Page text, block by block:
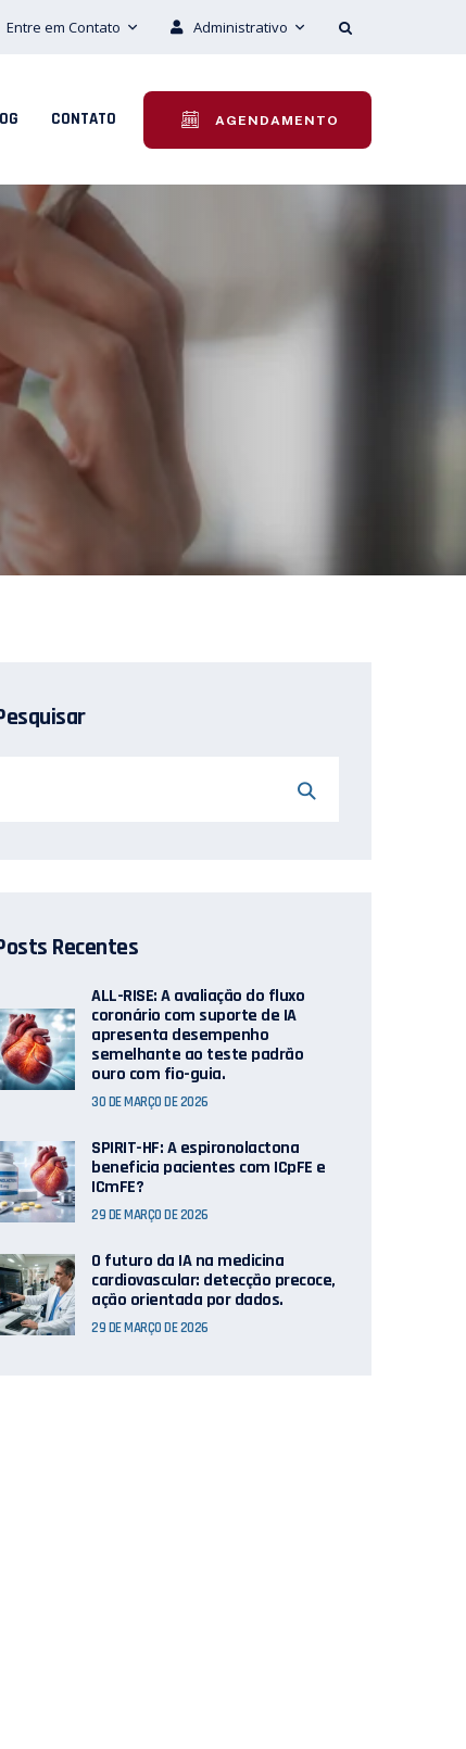
Entre em Contato Administrativo
CONTATO AGENDAMENTO
Recentes
ALL-RISE: A avaliação do fluxo
coronário com suporte de IA
apresenta desempenho
semelhante ao teste padrão
ouro com fio-guia.
30 DE MARÇO DE 2026
SPIRIT-HF: A espironolactona
beneficia pacientes com ICpFE e
ICmFE?
29 DE MARÇO DE 2026
O futuro da IA ​​na medicina
cardiovascular: detecção precoce,
ação orientada por dados.
29 DE MARÇO DE 2026